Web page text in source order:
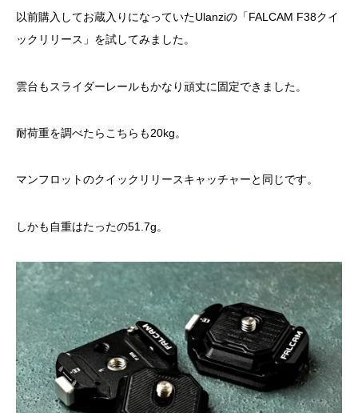
以前購入してお蔵入りになっていたUlanziの「FALCAM F38クイ
ックリリース」を試してみました。
雲台もスライダーレールもかなり頑丈に固定できました。
耐荷重を調べたらこちらも20kg。
マンフロットのクイックリリースキャッチャーと同じです。
しかも自重はたったの51.7g。